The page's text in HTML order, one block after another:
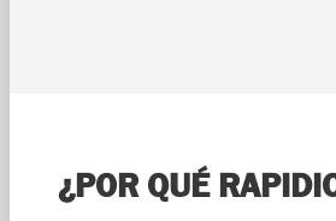
¿POR QUÉ